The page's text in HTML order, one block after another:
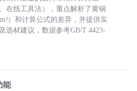
在线工具法），重点解析了黄铜
）和计算公式的差异，并提供实
选材建议，数据参考GB/T 4423-
能